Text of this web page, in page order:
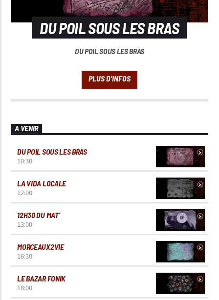
DU POIL SOUS LES BRAS
DU POIL SOUS LES BRAS
A VENIR
DU POIL SOUS LES BRAS
10:30
LA VIDA LOCALE
12:00
12H30 DU MAT’
13:00
MORCEAUX2VIE
16:30
LE BAZAR FONIK
18:00